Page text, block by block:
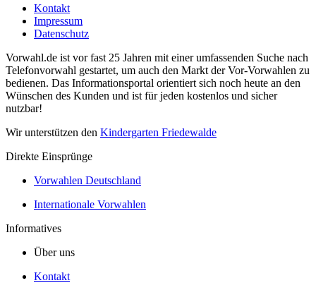
Kontakt
Impressum
Datenschutz
Vorwahl.de ist vor fast 25 Jahren mit einer umfassenden Suche nach
Telefonvorwahl gestartet, um auch den Markt der Vor-Vorwahlen zu
bedienen. Das Informationsportal orientiert sich noch heute an den
Wünschen des Kunden und ist für jeden kostenlos und sicher
nutzbar!
Wir unterstützen den Kindergarten Friedewalde
Direkte Einsprünge
Vorwahlen Deutschland
Internationale Vorwahlen
Informatives
Über uns
Kontakt